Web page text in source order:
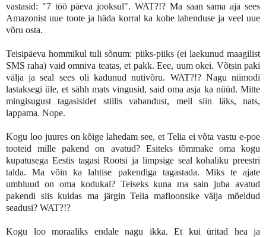
vastasid: "7 töö päeva jooksul". WAT?!? Ma saan sama aja sees
Amazonist uue toote ja häda korral ka kohe lahenduse ja veel uue
võru osta.
Teisipäeva hommikul tuli sõnum: piiks-piiks (ei laekunud maagilist
SMS raha) vaid omniva teatas, et pakk. Eee, uum okei. Võtsin paki
välja ja seal sees oli kadunud nutivõru. WAT?!? Nagu niimodi
lastaksegi üle, et sähh mats vingusid, said oma asja ka nüüd. Mitte
mingisugust tagasisidet stiilis vabandust, meil siin läks, nats,
lappama. Nope.
Kogu loo juures on kõige lahedam see, et Telia ei võta vastu e-poe
tooteid mille pakend on avatud? Esiteks tõmmake oma kogu
kupatusega Eestis tagasi Rootsi ja limpsige seal kohaliku preestri
talda. Ma võin ka lahtise pakendiga tagastada. Miks te ajate
umbluud on oma kodukal? Teiseks kuna ma sain juba avatud
pakendi siis kuidas ma järgin Telia mafioonsike välja mõeldud
seadusi? WAT?!?
Kogu loo moraaliks endale nagu ikka. Et kui üritad hea ja